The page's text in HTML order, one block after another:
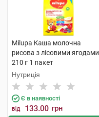
Milupa Каша молочна
рисова з лісовими ягодами
210 г 1 пакет
Нутриція
Є в наявності
від 133.00 грн